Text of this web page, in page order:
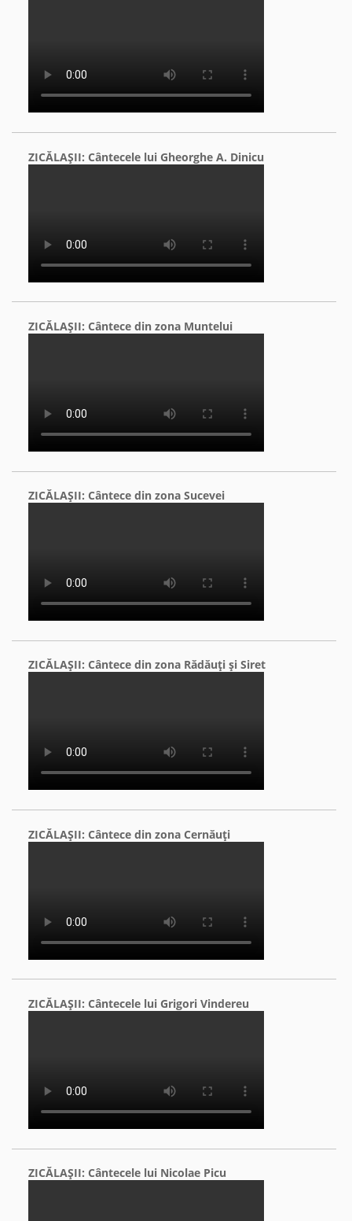
ZICĂLAŞII: Cântecele lui Gheorghe A. Dinicu
ZICĂLAŞII: Cântece din zona Muntelui
ZICĂLAŞII: Cântece din zona Sucevei
ZICĂLAŞII: Cântece din zona Rădăuţi şi Siret
ZICĂLAŞII: Cântece din zona Cernăuţi
ZICĂLAŞII: Cântecele lui Grigori Vindereu
ZICĂLAŞII: Cântecele lui Nicolae Picu